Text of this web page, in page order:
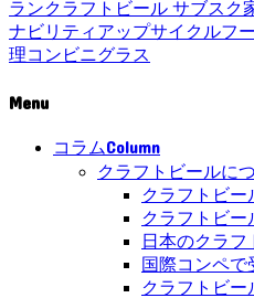
ランクラフトビール サブスク
ナビリティ アップサイクルフ
理コンビニグラス
Menu
コラムColumn
クラフトビールに
クラフトビー
クラフトビー
日本のクラフ
国際コンペで
クラフトビー